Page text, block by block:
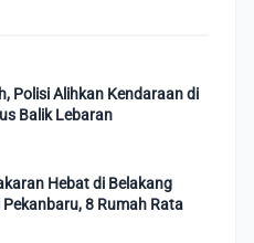
Polisi Alihkan Kendaraan di
Balik Lebaran
Hebat di Belakang
8 Rumah Rata